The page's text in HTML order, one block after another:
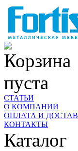
Корзина
пуста
СТАТЬИ
О КОМПАНИИ
ОПЛАТА И
КОНТАКТЫ
Каталог